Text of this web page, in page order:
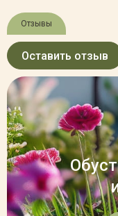
Отзывы
Оставить отзыв